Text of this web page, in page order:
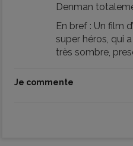
Denman
En bref : Un film
super héros, qui
très sombre,
Je commente